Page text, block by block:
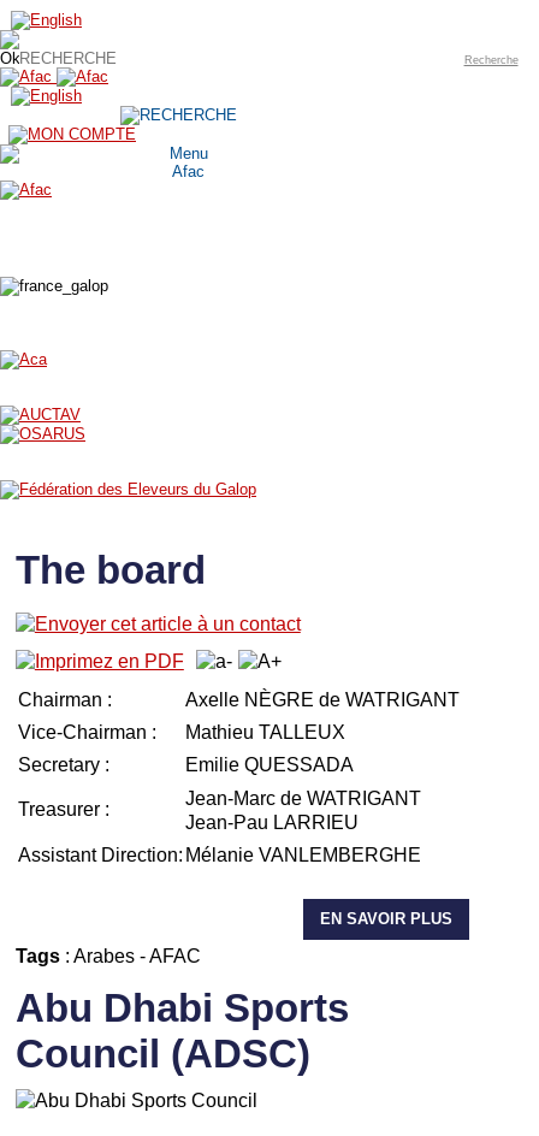
Recherche
The board
Chairman :
Axelle NÈGRE de WATRIGANT
Vice-Chairman :
Mathieu TALLEUX
Secretary :
Emilie QUESSADA
Treasurer :
Jean-Marc de WATRIGANT
Jean-Pau LARRIEU
Assistant Direction: Mélanie VANLEMBERGHE
EN SAVOIR PLUS
Tags: Arabes-AFAC
Abu Dhabi Sports
Council (ADSC)